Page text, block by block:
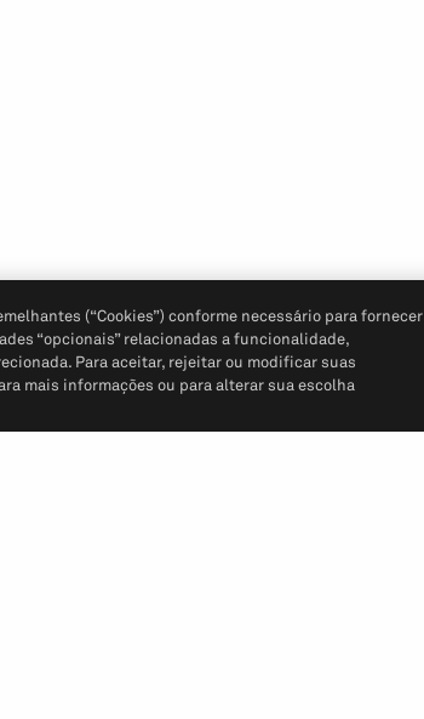
(“Cookies”) conforme necessário para fornecer
“opcionais” relacionadas a funcionalidade,
Para aceitar, rejeitar ou modificar suas
mais informações ou para alterar sua escolha